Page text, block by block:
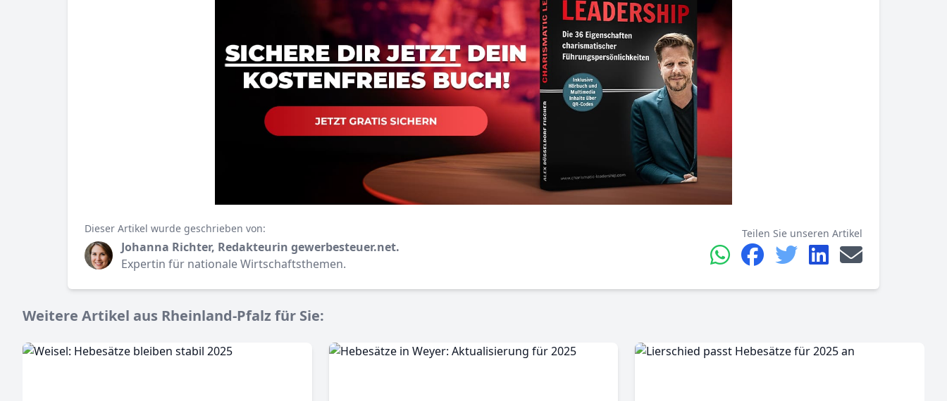
Dieser Artikel wurde geschrieben von:
Johanna Richter, Redakteurin gewerbesteuer.net.
Expertin für nationale Wirtschaftsthemen.
Teilen Sie unseren Artikel
Weitere Artikel aus Rheinland-Pfalz für Sie: